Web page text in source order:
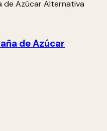
de Azúcar